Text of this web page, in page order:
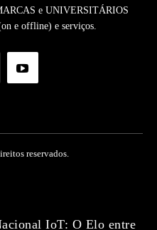
e UNIVERSITÁRIOS
e offline) e serviços.
reservados.
IoT: O Elo entre